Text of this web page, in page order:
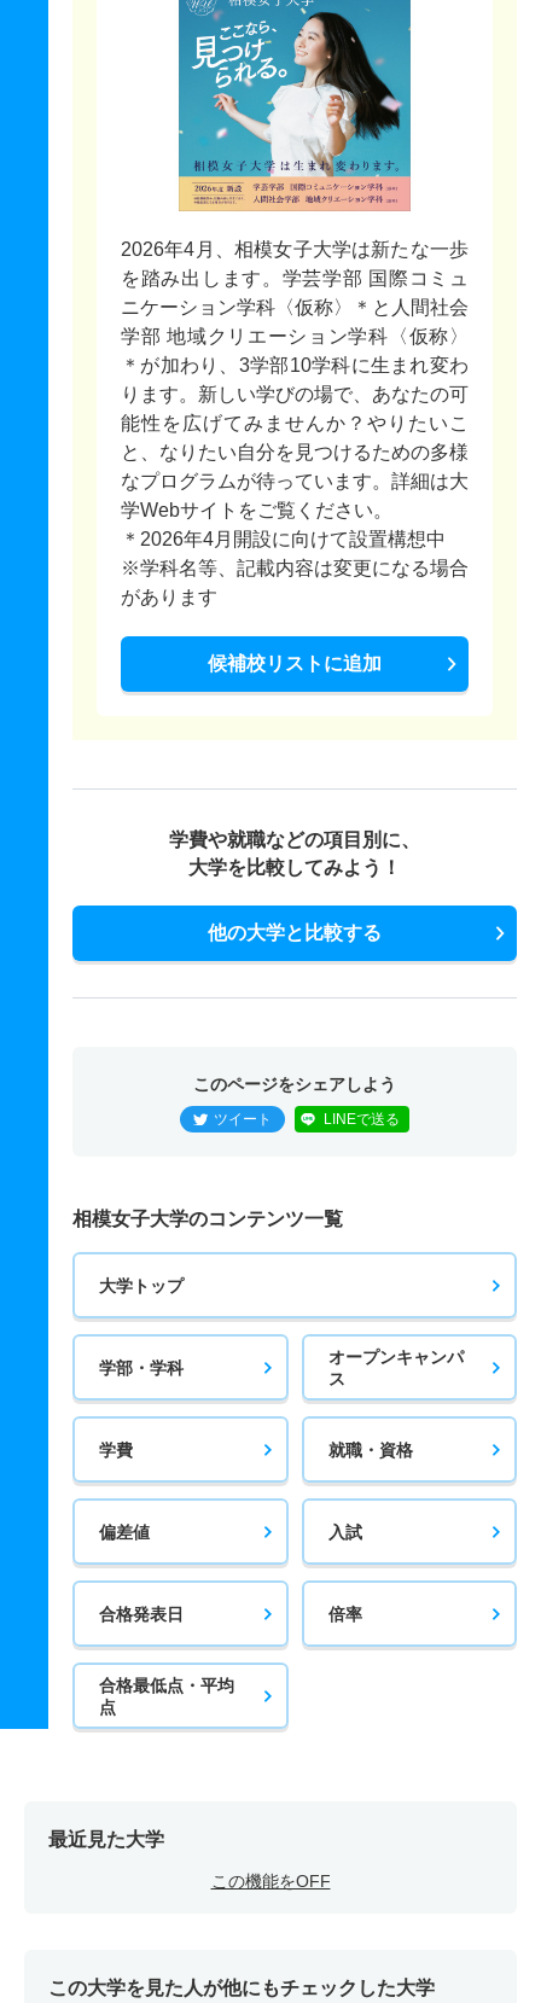
2026年4月、相模女子大学は新たな一歩
を踏み出します。学芸学部 国際コミュ
ニケーション学科〈仮称〉＊と人間社会
学部 地域クリエーション学科〈仮称〉
＊が加わり、3学部10学科に生まれ変わ
ります。新しい学びの場で、あなたの可
能性を広げてみませんか？やりたいこ
と、なりたい自分を見つけるための多様
なプログラムが待っています。詳細は大
学Webサイトをご覧ください。
＊2026年4月開設に向けて設置構想中
※学科名等、記載内容は変更になる場合
があります
候補校リストに追加
学費や就職などの項目別に、
大学を比較してみよう！
他の大学と比較する
このページをシェアしよう
ツイート LINEで送る
相模女子大学のコンテンツ一覧
大学トップ
学部・学科
オープンキャンパ
ス
学費 就職・資格
偏差値 入試
合格発表日 倍率
合格最低点・平均
点
最近見た大学
この機能をOFF
この大学を見た人が他にもチェックした大学